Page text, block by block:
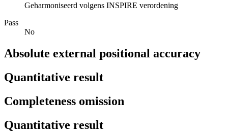
Geharmoniseerd volgens INSPIRE verordening
Pass
No
Absolute external positional accuracy
Quantitative result
Completeness omission
Quantitative result